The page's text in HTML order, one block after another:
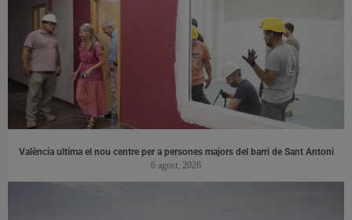
València ultima el nou centre per a persones majors del barri de Sant Antoni
6 agost, 2026